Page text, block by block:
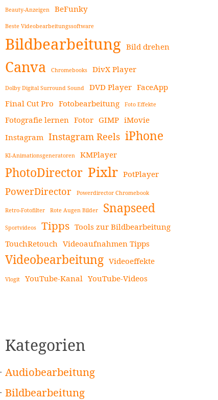
Seitenleiste
Beauty-Anzeigen BeFunky
Beste Videobearbeitungssoftware
Bildbearbeitung Bild drehen
Canva Chromebooks DivX Player
Dolby Digital Surround Sound DVD Player FaceApp
Final Cut Pro Fotobearbeitung Foto Effekte
Fotografie lernen Fotor GIMP iMovie
Instagram Instagram Reels iPhone
KI-Animationsgeneratoren KMPlayer
PhotoDirector Pixlr PotPlayer
PowerDirector Powerdirector Chromebook
Retro-Fotofilter Rote Augen Bilder Snapseed
Sportvideos Tipps Tools zur Bildbearbeitung
TouchRetouch
Videoaufnahmen Tipps
Videobearbeitung Videoeffekte
Vlogit YouTube-Kanal YouTube-Videos
Kategorien
Audiobearbeitung
Bildbearbeitung